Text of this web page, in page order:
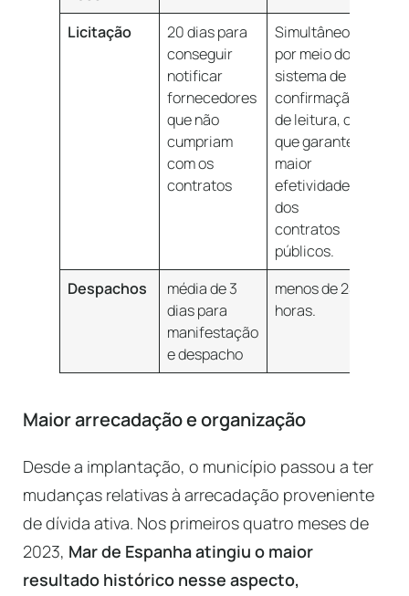
Licitação
20 dias para
conseguir
notificar
fornecedores
que não
cumpriam
com os
contratos
Simultâneo
por meio do
sistema de
confirmação
de leitura, o
que garante
maior
efetividade
dos
contratos
públicos.
Despachos
média de 3
dias para
manifestação
e despacho
menos de 24
horas.
Maior arrecadação e organização
Desde a implantação, o município passou a ter
mudanças relativas à arrecadação proveniente
de dívida ativa. Nos primeiros quatro meses de
2023, Mar de Espanha atingiu o maior
resultado histórico nesse aspecto,